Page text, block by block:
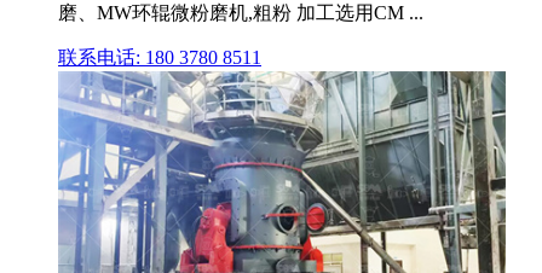
磨、MW环辊微粉磨机,粗粉 加工选用CM ...
联系电话: 180 3780 8511